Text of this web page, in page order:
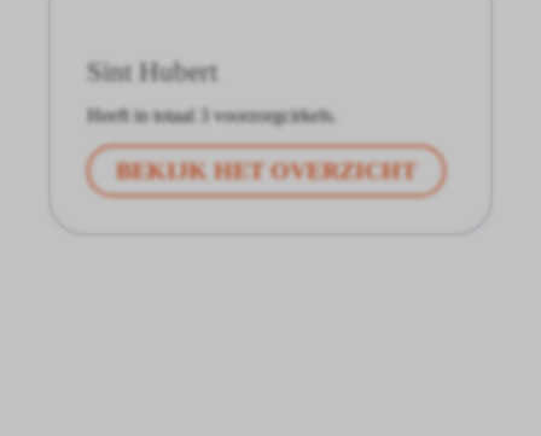
Sint Hubert
Heeft in totaal 3 voorzorgcirkels.
BEKIJK HET OVERZICHT